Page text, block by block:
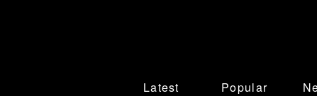
Latest Popular